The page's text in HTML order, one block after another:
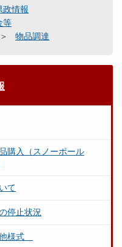
政情報
等
物品調達
購入（スノーポール
て
停止状況
他様式